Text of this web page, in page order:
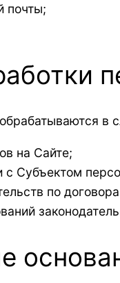
почты;
в
на Сайте;
с Субъектом
по